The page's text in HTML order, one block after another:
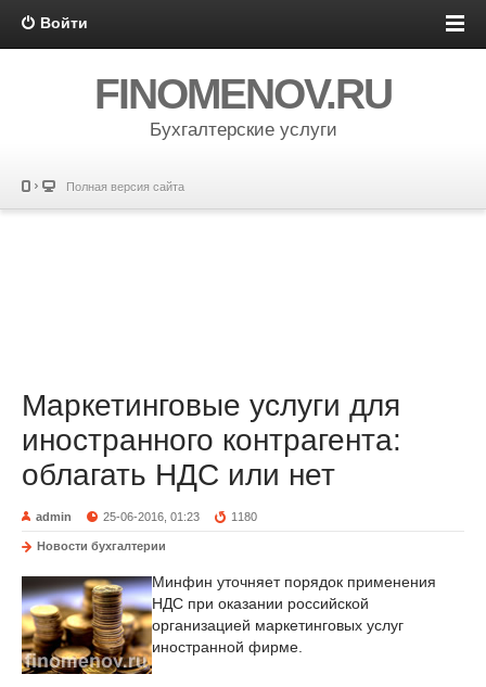
Войти
FINOMENOV.RU
Бухгалтерские услуги
Полная версия сайта
Маркетинговые услуги для
иностранного контрагента:
облагать НДС или нет
admin 25-06-2016, 01:23 1180
Новости бухгалтерии
Минфин уточняет порядок применения
НДС при оказании российской
организацией маркетинговых услуг
иностранной фирме.